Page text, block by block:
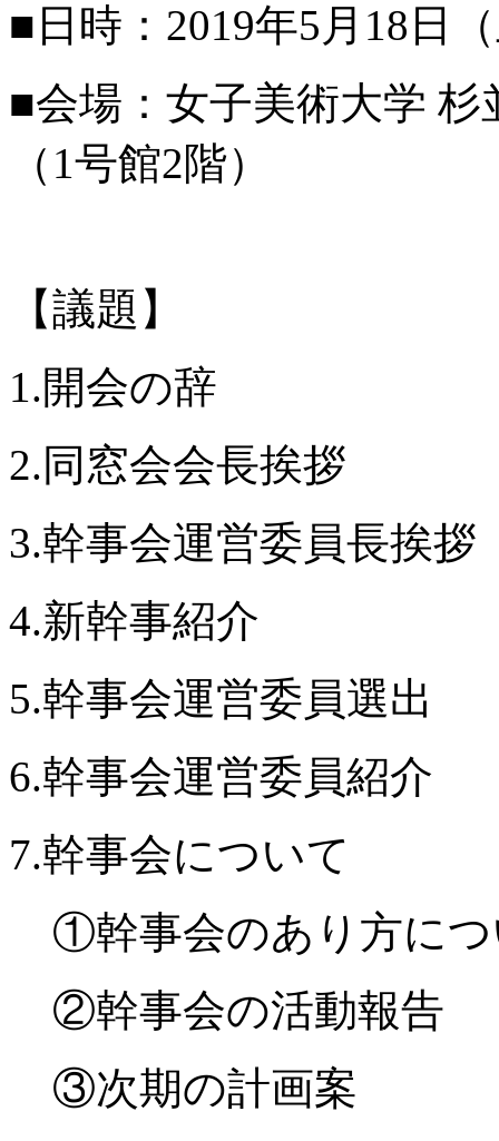
■日時：2019年5月18日
■会場：女子美術大学
（1号館2階）
【議題】
1.開会の辞
2.同窓会会長挨拶
3.幹事会運営委員長挨拶
4.新幹事紹介
5.幹事会運営委員選出
6.幹事会運営委員紹介
7.幹事会について
①幹事会のあり方につ
②幹事会の活動報告
③次期の計画案